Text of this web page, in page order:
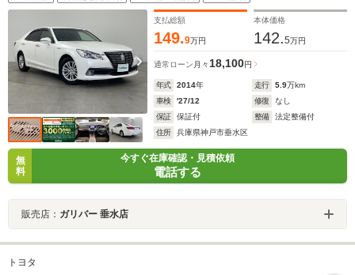
キー プッシュスタート LEDヘッドライト フォグラ
ンプ オートライト 純セ16インチAW
支払総額
149.9万円
本体価格
142.5万円
通常ローン 月々18,100円
年式 2014年 走行 5.9万km
車検
'27/12 修復
なし
保証
保証付 整備
法定整備付
住所
兵庫県神戸市垂水区
無
料
今すぐ在庫確認・見積依頼
電話する
販売店： ガリバー 垂水店
トヨタ